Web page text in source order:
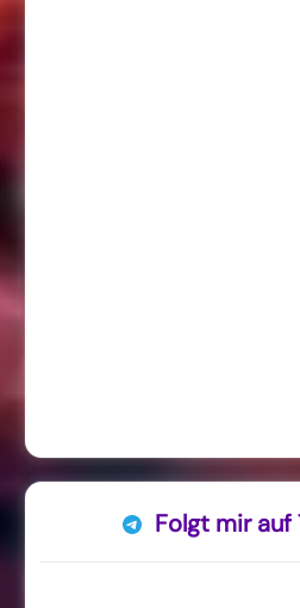
Folgt mir auf